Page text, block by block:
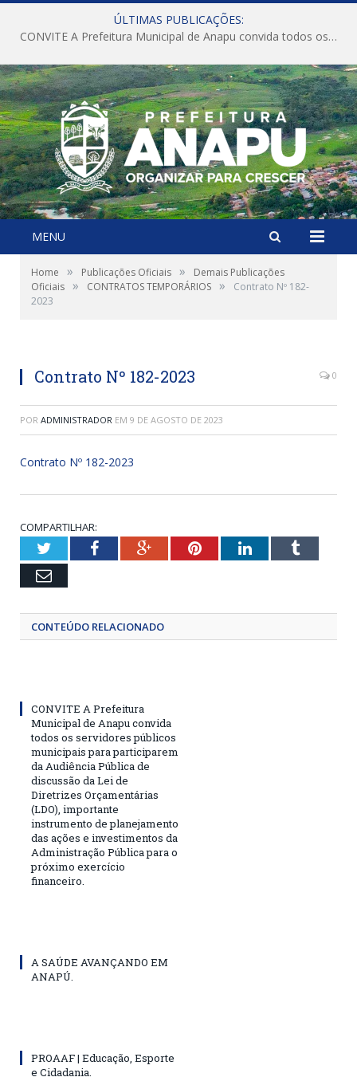
ÚLTIMAS PUBLICAÇÕES:
CONVITE A Prefeitura Municipal de Anapu convida todos os servidores públicos municipais para participarem da Audiência Pública de discussão da Lei de Diretrizes Orçamentárias (LDO), importante instrumento de planejamento das ações e investimentos da Administração Pública para o próximo exercício financeiro.
MENU
Home » Publicações Oficiais »
Demais Publicações
Oficiais » CONTRATOS TEMPORÁRIOS »
Contrato Nº 182-
2023
Contrato Nº 182-2023 0
POR ADMINISTRADOR EM 9 DE AGOSTO DE 2023
Contrato Nº 182-2023
COMPARTILHAR:
TwitterFacebookGoogle+PinterestLinkedInTumblr
Email
CONTEÚDO RELACIONADO
CONVITE A Prefeitura
Municipal de Anapu convida
todos os servidores públicos
municipais para participarem
da Audiência Pública de
discussão da Lei de
Diretrizes Orçamentárias
(LDO), importante
instrumento de planejamento
das ações e investimentos da
Administração Pública para o
próximo exercício
financeiro.
A SAÚDE AVANÇANDO EM
ANAPÚ.
PROAAF | Educação, Esporte
e Cidadania.